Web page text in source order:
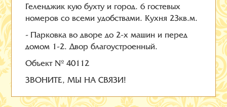
Геленджик кую бухту и город. 6 гостевых
номеров со всеми удобствами. Кухня 23кв.м.
- Парковка во дворе до 2-х машин и перед
домом 1-2. Двор благоустроенный.
Объект № 40112
ЗВОНИТЕ, МЫ НА СВЯЗИ!